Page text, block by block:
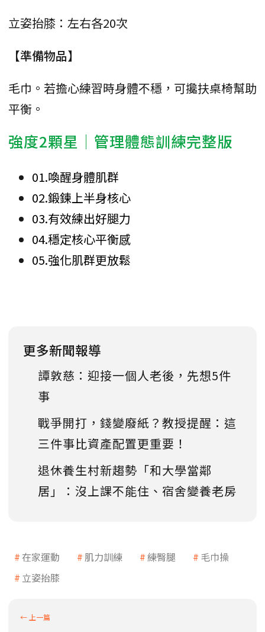
立姿抬膝：左右各20次
【準備物品】
毛巾。若擔心練習時身體不穩，可攙扶桌椅幫助
平衡。
強度2顆星│管理體態訓練完整版
01.喚醒身體肌群
02.鍛鍊上半身核心
03.有效練出好腿力
04.穩定核心平衡感
05.強化肌群更放鬆
更多新聞報導
譚敦慈：迎接一個人老後，先想5件
事
戰爭開打，錢變廢紙？教授提醒：這
三件事比資產配置更重要！
退休養生村新趨勢「和大學當鄰
居」：沒上課不能住、宿舍變養老房
在家運動 肌力訓練 練臀腿
毛巾操
立姿抬膝